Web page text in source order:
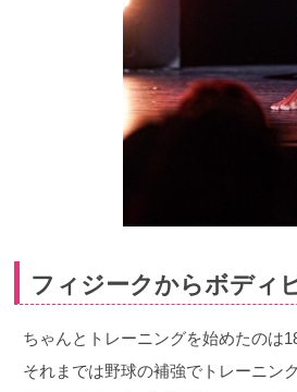
フィジークからボディ
ちゃんとトレーニングを始めたのは
それまでは野球の補強でトレーニン